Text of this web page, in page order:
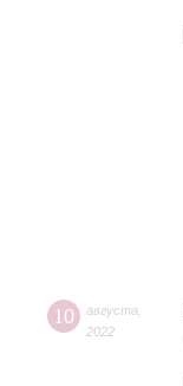
10 августа
2022